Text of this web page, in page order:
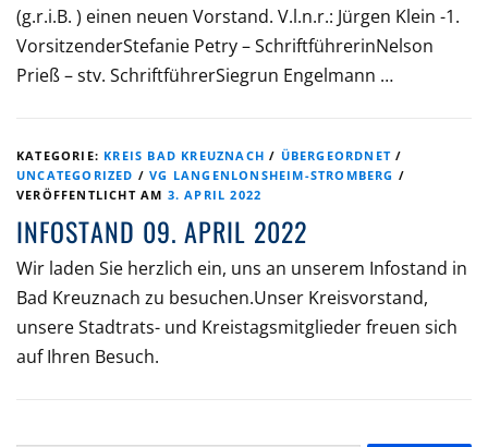
(g.r.i.B. ) einen neuen Vorstand. V.l.n.r.: Jürgen Klein -1.
VorsitzenderStefanie Petry – SchriftführerinNelson
Prieß – stv. SchriftführerSiegrun Engelmann …
KATEGORIE: KREIS BAD KREUZNACH / ÜBERGEORDNET /
UNCATEGORIZED /VG LANGENLONSHEIM-STROMBERG /
VERÖFFENTLICHT AM 3. APRIL 2022
INFOSTAND 09. APRIL 2022
Wir laden Sie herzlich ein, uns an unserem Infostand in
Bad Kreuznach zu besuchen.Unser Kreisvorstand,
unsere Stadtrats- und Kreistagsmitglieder freuen sich
auf Ihren Besuch.